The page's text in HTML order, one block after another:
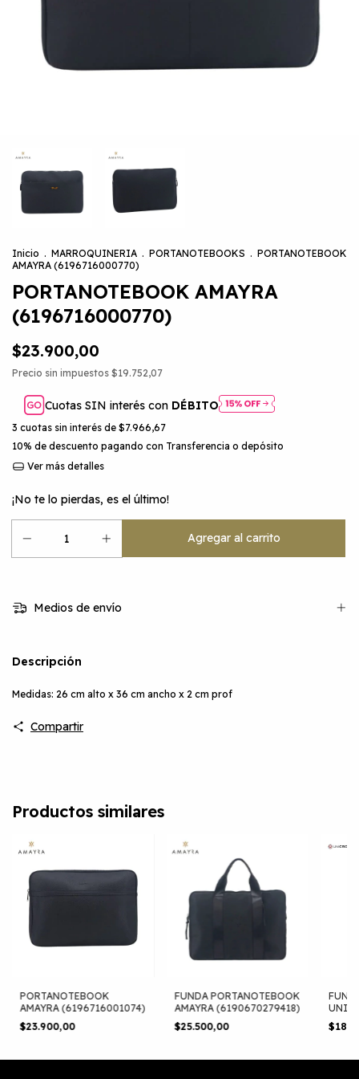
Inicio . MARROQUINERIA . PORTANOTEBOOKS . PORTANOTEBOOK
AMAYRA (6196716000770)
PORTANOTEBOOK AMAYRA
(6196716000770)
$23.900,00
Precio sin impuestos $19.752,07
Cuotas SIN interés con DÉBITO
3 cuotas sin interés de $7.966,67
10% de descuento pagando con Transferencia o depósito
Ver más detalles
¡No te lo pierdas, es el último!
Medios de envío
Descripción
Medidas: 26 cm alto x 36 cm ancho x 2 cm prof
Compartir
Productos similares
PORTANOTEBOOK
AMAYRA (6196716001074)
$23.900,00
FUNDA PORTANOTEBOOK
AMAYRA (6190670279418)
$25.500,00